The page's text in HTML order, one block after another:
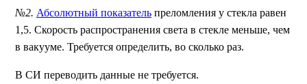
№2. Абсолютный показатель преломления у стекла равен
1,5. Скорость распространения света в стекле меньше, чем
в вакууме. Требуется определить, во сколько раз.
В СИ переводить данные не требуется.